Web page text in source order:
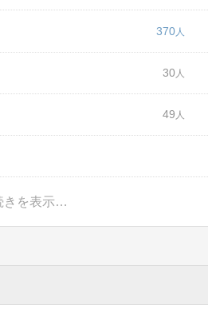
370
30
49
きを表示…